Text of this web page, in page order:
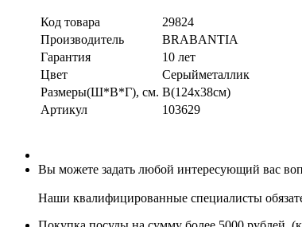
Код товара
29824
Производитель
BRABANTIA
Гарантия
10 лет
Цвет
Серыйметаллик
Размеры(Ш*В*Г), см. B(124х38см)
Артикул
103629
Вы можете задать любой интересующий вас
Наши квалифицированные специалисты